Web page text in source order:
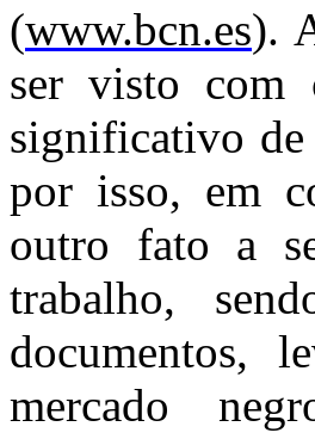
(www.bcn.es).
ser visto com
significativo de
por isso, em
outro fato a
trabalho,
documentos,
mercado